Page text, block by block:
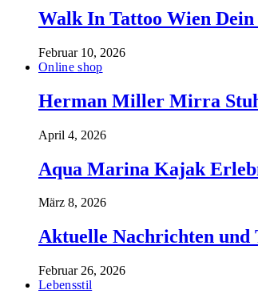
Walk In Tattoo Wien Dein
Februar 10, 2026
Online shop
Herman Miller Mirra
April 4, 2026
Aqua Marina Kajak
März 8, 2026
Aktuelle Nachrichten und
Februar 26, 2026
Lebensstil